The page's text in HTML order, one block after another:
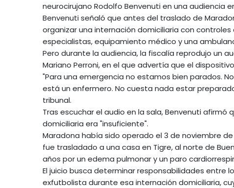
neurocirujano Rodolfo Benvenuti en una audiencia
Benvenuti señaló que antes del traslado de
organizar una internación domiciliaria con
especialistas, equipamiento médico y una
Pero durante la audiencia, la fiscalía reprodujo un
Mariano Perroni, en el que advertía que el
"Para una emergencia no estamos bien parados.
está un enfermero. No cuesta nada estar
tribunal.
Tras escuchar el audio en la sala, Benvenuti
domiciliaria era "insuficiente".
Maradona había sido operado el 3 de noviembre
fue trasladado a una casa en Tigre, al norte de
años por un edema pulmonar y un paro
El juicio busca determinar responsabilidades
exfutbolista durante esa internación domiciliaria,